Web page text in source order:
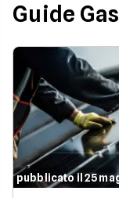
Guide
pubblicato il 25